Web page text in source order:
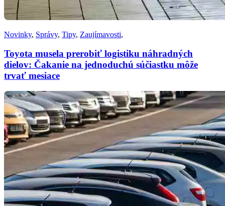
Novinky, Správy, Tipy, Zaujímavosti,
Toyota musela prerobiť logistiku náhradných
dielov: Čakanie na jednoduchú súčiastku môže
trvať mesiace